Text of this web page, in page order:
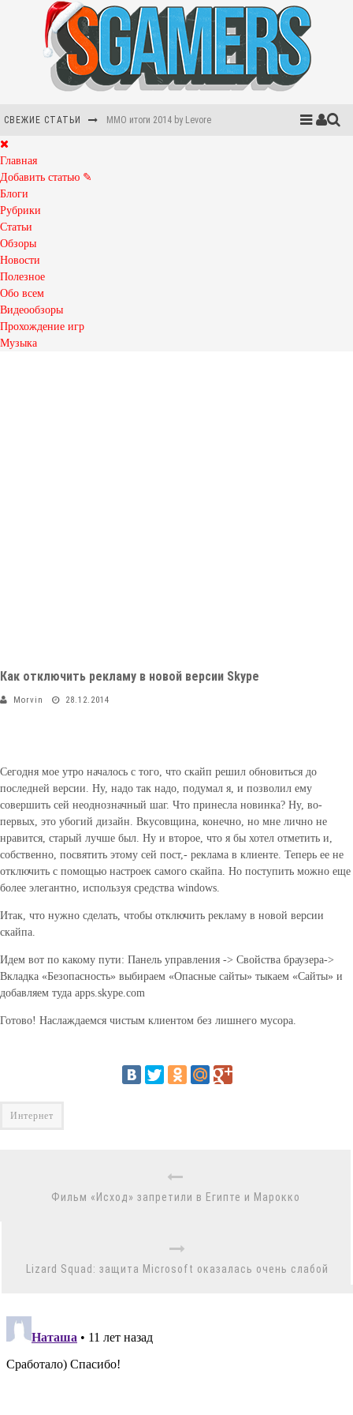
СВЕЖИЕ СТАТЬИ ММО итоги 2014 by Levore
Главная
Добавить статью ✎
Блоги
Рубрики
Статьи
Обзоры
Новости
Полезное
Обо всем
Видеообзоры
Прохождение игр
Музыка
Как отключить рекламу в новой версии Skype
Morvin 28.12.2014
Сегодня мое утро началось с того, что скайп решил обновиться до
последней версии. Ну, надо так надо, подумал я, и позволил ему
совершить сей неоднозначный шаг. Что принесла новинка? Ну, во-
первых, это убогий дизайн. Вкусовщина, конечно, но мне лично не
нравится, старый лучше был. Ну и второе, что я бы хотел отметить и,
собственно, посвятить этому сей пост,- реклама в клиенте. Теперь ее не
отключить с помощью настроек самого скайпа. Но поступить можно еще
более элегантно, используя средства windows.
Итак, что нужно сделать, чтобы отключить рекламу в новой версии
скайпа.
Идем вот по какому пути: Панель управления -> Свойства браузера->
Вкладка «Безопасность» выбираем «Опасные сайты» тыкаем «Сайты» и
добавляем туда apps.skype.com
Готово! Наслаждаемся чистым клиентом без лишнего мусора.
Интернет
Фильм «Исход» запретили в Египте и Марокко
Lizard Squad: защита Microsoft оказалась очень слабой